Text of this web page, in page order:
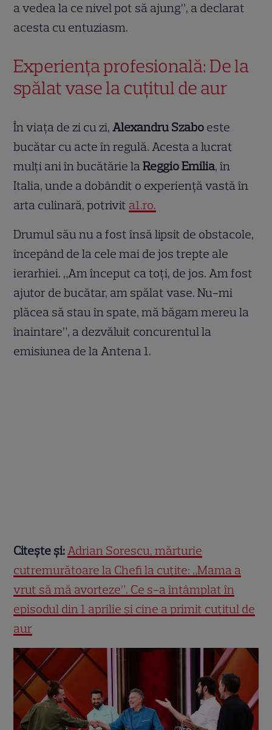
a vedea la ce nivel pot să ajung”, a declarat
acesta cu entuziasm.
Experiența profesională: De la
spălat vase la cuțitul de aur
În viața de zi cu zi,Alexandru Szabo este
bucătar cu acte în regulă. Acesta a lucrat
mulți ani în bucătărie laReggio Emilia, în
Italia, unde a dobândit o experiență vastă în
arta culinară, potrivit a1.ro.
Drumul său nu a fost însă lipsit de obstacole,
începând de la cele mai de jos trepte ale
ierarhiei. „Am început ca toți, de jos. Am fost
ajutor de bucătar, am spălat vase. Nu-mi
plăcea să stau în spate, mă băgam mereu la
înaintare”, a dezvăluit concurentul la
emisiunea de la Antena 1.
Citește și:Adrian Sorescu, mărturie
cutremurătoare la Chefi la cuțite: „Mama a
vrut să mă avorteze”. Ce s-a întâmplat în
episodul din 1 aprilie și cine a primit cuțitul de
aur